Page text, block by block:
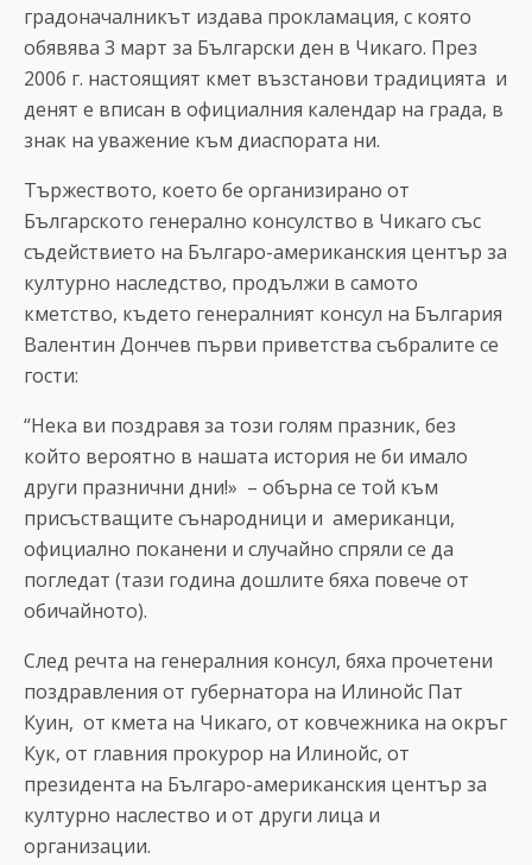
градоначалникът издава прокламация, с която
обявява 3 март за Български ден в Чикаго. През
2006 г. настоящият кмет възстанови традицията и
денят е вписан в официалния календар на града, в
знак на уважение към диаспората ни.
Тържеството, което бе организирано от
Българското генерално консулство в Чикаго със
съдействието на Българо-американския център за
културно наследство, продължи в самото
кметство, където генералният консул на България
Валентин Дончев първи приветства събралите се
гости:
“Нека ви поздравя за този голям празник, без
който вероятно в нашата история не би имало
други празнични дни!» – обърна се той към
присъстващите сънародници и американци,
официално поканени и случайно спряли се да
погледат (тази година дошлите бяха повече от
обичайното).
След речта на генералния консул, бяха прочетени
поздравления от губернатора на Илинойс Пат
Куин, от кмета на Чикаго, от ковчежника на окръг
Кук, от главния прокурор на Илинойс, от
президента на Българо-американския център за
културно наслество и от други лица и
организации.